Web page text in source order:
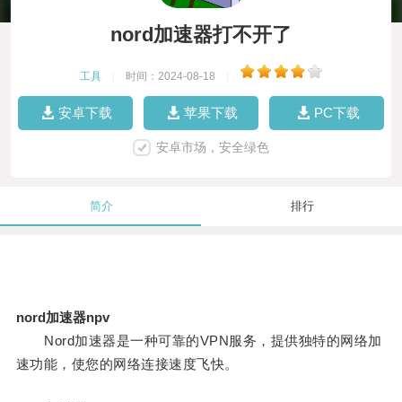
nord加速器打不开了
工具 时间：2024-08-18
安卓下载 苹果下载 PC下载
安卓市场，安全绿色
简介 排行
nord加速器npv
Nord加速器是一种可靠的VPN服务，提供独特的网络加
速功能，使您的网络连接速度飞快。